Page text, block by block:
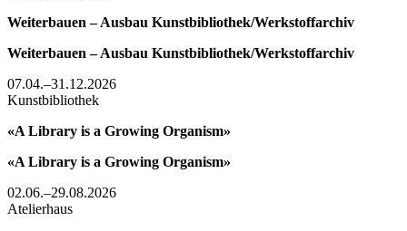
Weiterbauen – Ausbau Kunstbibliothek/Werkstoffarchiv
Weiterbauen – Ausbau Kunstbibliothek/Werkstoffarchiv
07.04.–31.12.2026
Kunstbibliothek
«A Library is a Growing Organism»
«A Library is a Growing Organism»
02.06.–29.08.2026
Atelierhaus